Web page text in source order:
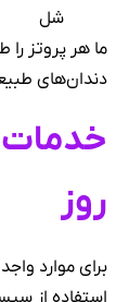
شل
ما هر پروتز
دندان‌های
خدمات
روز
برای موارد